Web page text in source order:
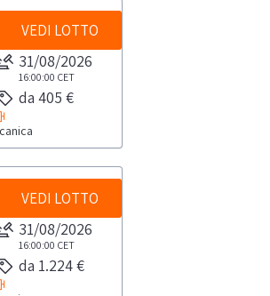
VEDI LOTTO
31/08/2026
16:00:00 CET
da 405 €
VEDI LOTTO
31/08/2026
16:00:00 CET
da 1.224 €